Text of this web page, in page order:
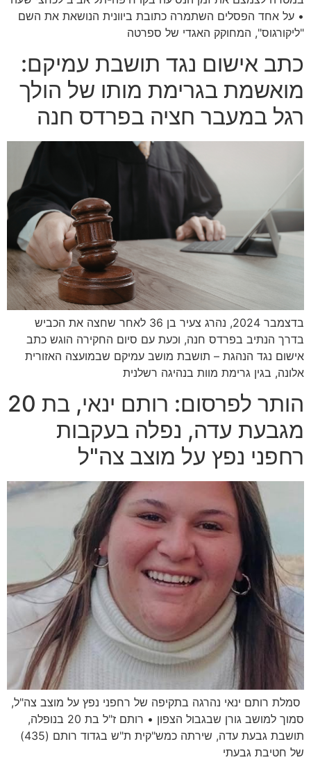
• על אחד הפסלים השתמרה כתובת ביוונית הנושאת את השם
"ליקורגוס", המחוקק האגדי של ספרטה
כתב אישום נגד תושבת עמיקם:
מואשמת בגרימת מותו של הולך
רגל במעבר חציה בפרדס חנה
בדצמבר 2024, נהרג צעיר בן 36 לאחר שחצה את הכביש
בדרך הנתיב בפרדס חנה, וכעת עם סיום החקירה הוגש כתב
אישום נגד הנהגת – תושבת מושב עמיקם שבמועצה האזורית
אלונה, בגין גרימת מוות בנהיגה רשלנית
הותר לפרסום: רותם ינאי, בת 20
מגבעת עדה, נפלה בעקבות
רחפני נפץ על מוצב צה"ל
סמלת רותם ינאי נהרגה בתקיפה של רחפני נפץ על מוצב צה"ל,
סמוך למושב גורן שבגבול הצפון • רותם ז"ל בת 20 בנופלה,
תושבת גבעת עדה, שירתה כמש"קית ת"ש בגדוד רותם (435)
של חטיבת גבעתי